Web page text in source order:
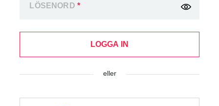
LÖSENORD *
LOGGA IN
eller